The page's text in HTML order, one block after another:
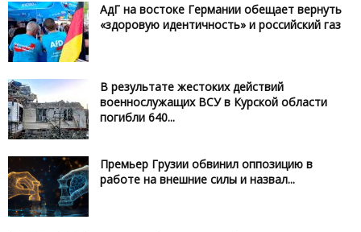
АдГ на востоке Германии обещает вернуть
«здоровую идентичность» и российский газ
В результате жестоких действий
военнослужащих ВСУ в Курской области
погибли 640...
Премьер Грузии обвинил оппозицию в
работе на внешние силы и назвал...